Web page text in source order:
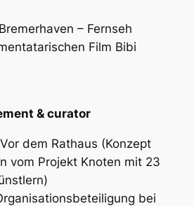
– Fernseh
Film Bibi
& curator
dem Rathaus (Konzept
vom Projekt Knoten mit 23
bei